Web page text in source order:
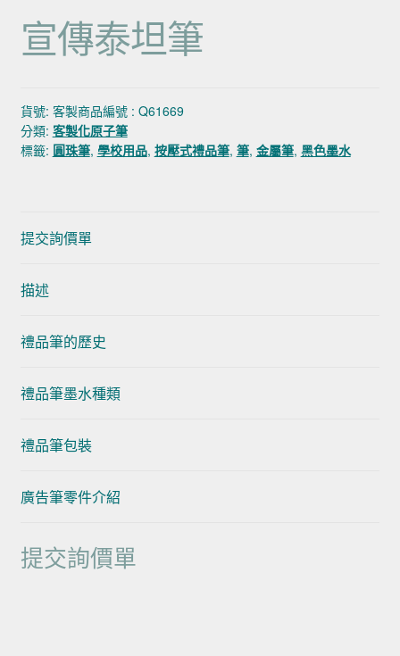
宣傳泰坦筆
貨號: 客製商品編號 : Q61669
分類: 客製化原子筆
標籤: 圓珠筆, 學校用品, 按壓式禮品筆, 筆, 金屬筆, 黑色墨水
提交詢價單
描述
禮品筆的歷史
禮品筆墨水種類
禮品筆包裝
廣告筆零件介紹
提交詢價單